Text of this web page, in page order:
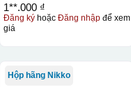
1**.000 ₫
Đăng ký hoặcĐăng nhập để xem
giá
Hộp hãng Nikko